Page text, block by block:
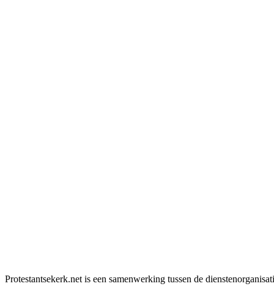
Protestantsekerk.net is een samenwerking tussen de